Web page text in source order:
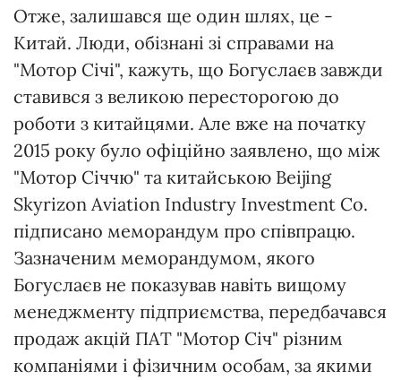
Отже, залишався ще один шлях, це -
Китай. Люди, обізнані зі справами на
"Мотор Січі", кажуть, що Богуслаєв завжди
ставився з великою пересторогою до
роботи з китайцями. Але вже на початку
2015 року було офіційно заявлено, що між
"Мотор Січчю" та китайською Beijing
Skyrizon Aviation Industry Investment Co.
підписано меморандум про співпрацю.
Зазначеним меморандумом, якого
Богуслаєв не показував навіть вищому
менеджменту підприємства, передбачався
продаж акцій ПАТ "Мотор Січ" різним
компаніями і фізичним особам, за якими